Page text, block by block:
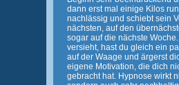
dann erst mal einige Kilos
nachlässig und schiebt sein
nächsten, auf den
sogar auf die nächste
versieht, hast du gleich ein
auf der Waage und ärgerst
eigene Motivation, die dich
gebracht hat. Hypnose wirkt